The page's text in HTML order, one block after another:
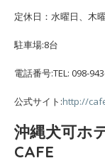
定休日：水曜日、木
駐車場:8台
電話番号:TEL: 098-
公式サイト:http://
沖縄犬可ホ
CAFE